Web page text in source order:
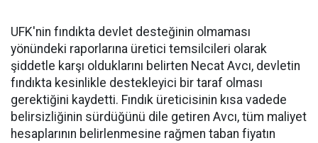
UFK'nin fındıkta devlet desteğinin olmaması
yönündeki raporlarına üretici temsilcileri olarak
şiddetle karşı olduklarını belirten Necat Avcı, devletin
fındıkta kesinlikle destekleyici bir taraf olması
gerektiğini kaydetti. Fındık üreticisinin kısa vadede
belirsizliğinin sürdüğünü dile getiren Avcı, tüm maliyet
hesaplarının belirlenmesine rağmen taban fiyatın